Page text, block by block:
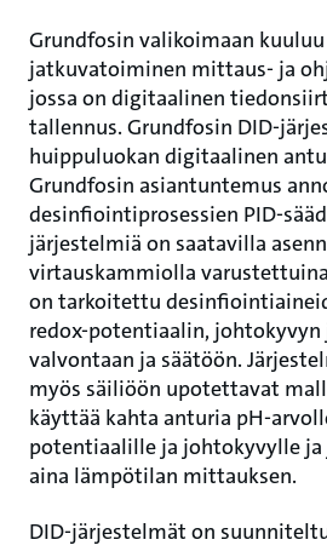
Grundfosin valikoimaan
jatkuvatoiminen mittaus‑ ja
jossa on digitaalinen
tallennus. Grundfosin DID-
huippuluokan digitaalinen
Grundfosin asiantuntemus
desinfiointiprosessien PID-
järjestelmiä on saatavilla
virtauskammiolla
on tarkoitettu
redox-potentiaalin,
valvontaan ja säätöön.
myös säiliöön upotettavat
käyttää kahta anturia pH-
potentiaalille ja johtokyvylle
aina lämpötilan mittauksen.
DID-järjestelmät on